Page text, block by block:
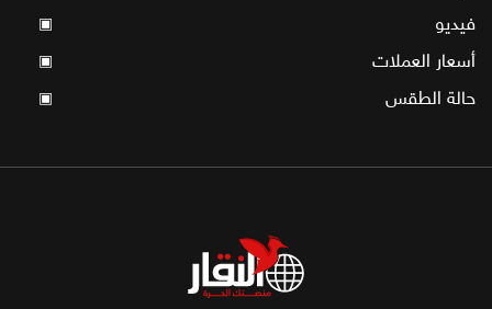
فيديو ▣
أسعار العملات ▣
حالة الطقس ▣